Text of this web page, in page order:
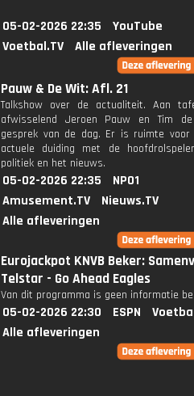
05-02-2026 22:35
YouTube
Voetbal.TV
Alle afleveringen
Pauw & De Wit: Afl. 21
Talkshow over de actualiteit. Aan
afwisselend Jeroen Pauw en Tim
gesprek van de dag. Er is ruimte
actuele duiding met de
politiek en het nieuws.
05-02-2026 22:35
NPO1
Amusement.TV
Nieuws.TV
Alle afleveringen
Eurojackpot KNVB Beker:
Telstar - Go Ahead Eagles
Van dit programma is geen informatie
05-02-2026 22:30 ESPN
Alle afleveringen